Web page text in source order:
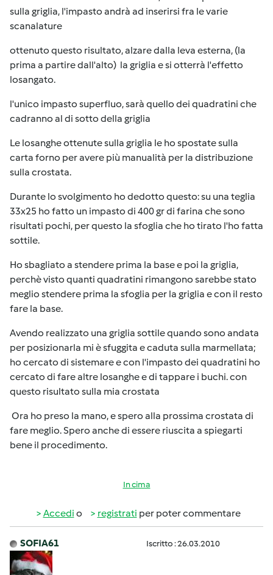
sulla griglia, l'impasto andrà ad inserirsi fra le varie
scanalature
ottenuto questo risultato, alzare dalla leva esterna, (la
prima a partire dall'alto) la griglia e si otterrà l'effetto
losangato.
l'unico impasto superfluo, sarà quello dei quadratini che
cadranno al di sotto della griglia
Le losanghe ottenute sulla griglia le ho spostate sulla
carta forno per avere più manualità per la distribuzione
sulla crostata.
Durante lo svolgimento ho dedotto questo: su una teglia
33x25 ho fatto un impasto di 400 gr di farina che sono
risultati pochi, per questo la sfoglia che ho tirato l'ho fatta
sottile.
Ho sbagliato a stendere prima la base e poi la griglia,
perchè visto quanti quadratini rimangono sarebbe stato
meglio stendere prima la sfoglia per la griglia e con il resto
fare la base.
Avendo realizzato una griglia sottile quando sono andata
per posizionarla mi è sfuggita e caduta sulla marmellata;
ho cercato di sistemare e con l'impasto dei quadratini ho
cercato di fare altre losanghe e di tappare i buchi. con
questo risultato sulla mia crostata
Ora ho preso la mano, e spero alla prossima crostata di
fare meglio. Spero anche di essere riuscita a spiegarti
bene il procedimento.
In cima
Accedi o registrati per poter commentare
SOFIA61 Iscritto : 26.03.2010